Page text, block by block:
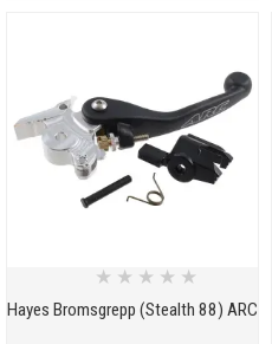
Hayes Bromsgrepp (Stealth 88) ARC
★ ★ ★ ★ ★